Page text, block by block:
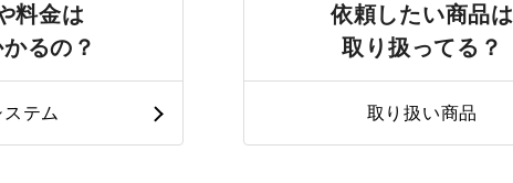
料金は
るの？
テム
依頼したい商品は
取り扱ってる？
取り扱い商品